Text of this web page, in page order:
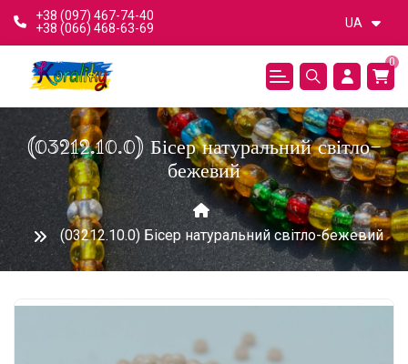
+38 (097) 467-74-40
+38 (066) 468-63-69
UA
0
(03212.10.0) Бісер натуральний світло-
бежевий
(03212.10.0) Бісер натуральний світло-бежевий